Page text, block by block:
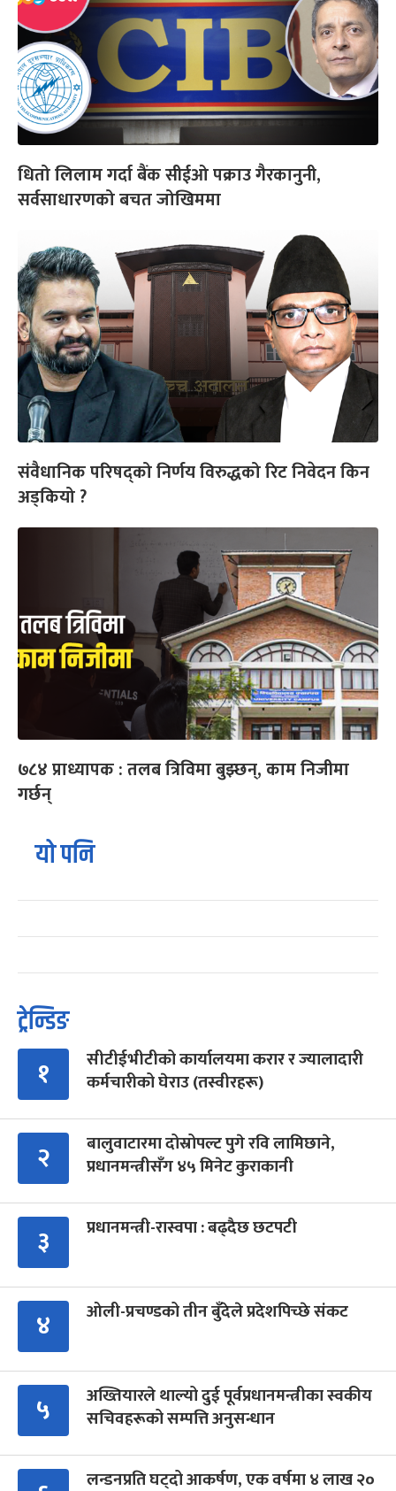
धितो लिलाम गर्दा बैंक सीईओ पक्राउ गैरकानुनी,
सर्वसाधारणको बचत जोखिममा
संवैधानिक परिषद्को निर्णय विरुद्धको रिट निवेदन किन
अड्कियो ?
७८४ प्राध्यापक : तलब त्रिविमा बुझ्छन्, काम निजीमा
गर्छन्
यो पनि
ट्रेन्डिङ
१
सीटीईभीटीको कार्यालयमा करार र ज्यालादारी
कर्मचारीको घेराउ (तस्वीरहरू)
२
बालुवाटारमा दोस्रोपल्ट पुगे रवि लामिछाने,
प्रधानमन्त्रीसँग ४५ मिनेट कुराकानी
३ प्रधानमन्त्री-रास्वपा : बढ्दैछ छटपटी
४ ओली-प्रचण्डको तीन बुँदेले प्रदेशपिच्छे संकट
५
अख्तियारले थाल्यो दुई पूर्वप्रधानमन्त्रीका स्वकीय
सचिवहरूको सम्पत्ति अनुसन्धान
लन्डनप्रति घट्दो आकर्षण, एक वर्षमा ४ लाख २०